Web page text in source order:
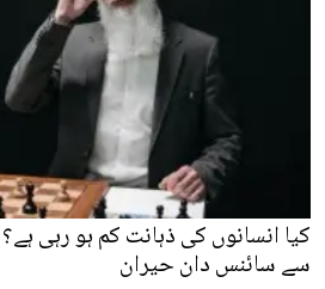
کیا انسانوں کی ذہانت کم ہو رہی
سے سائنس دان حیران